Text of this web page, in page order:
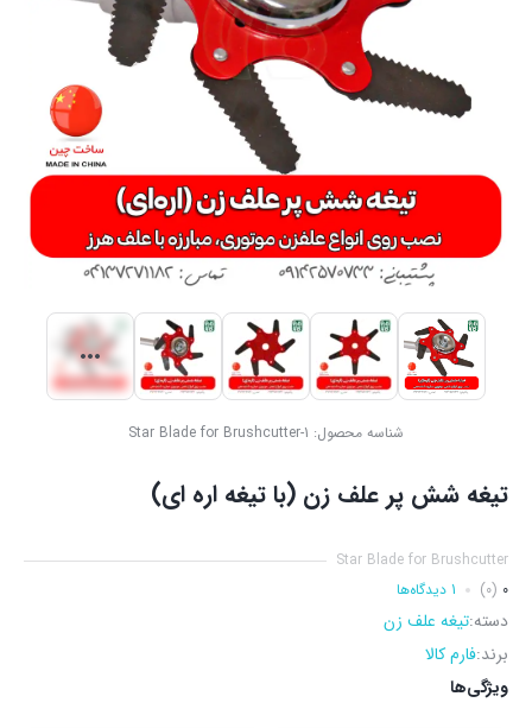
شناسه محصول: Star Blade for Brushcutter-1
تیغه شش پر علف زن (با تیغه اره ای)
Star Blade for Brushcutter
0
(0) 1 دیدگاه‌ها
دسته: تیغه علف زن
برند: فارم کالا
ویژگی‌ها